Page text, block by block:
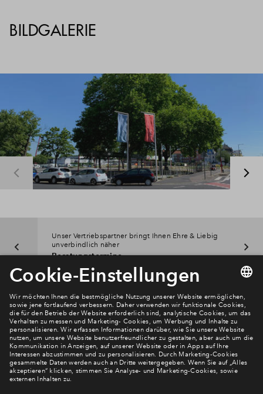
BILDGALERIE
Unser Vertriebspartner bringt Ihnen Ehre & Liebig
unverbindlich näher
Beratungstermine
Newsletter Anmeldung
Verpassen Sie zu diesem Wohnprojekt keine Neuigkeiten
mehr! Wir halten Sie auf dem Laufenden – mit unserem
regelmäßig erscheinenden Newsletter informieren wir Sie
über den Stand dieses und weiterer Neubauprojekte.